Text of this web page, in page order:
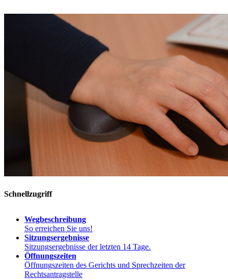
Schnellzugriff
Wegbeschreibung
So erreichen Sie uns!
Sitzungsergebnisse
Sitzungsergebnisse der letzten 14 Tage.
Öffnungszeiten
Öffnungszeiten des Gerichts und Sprechzeiten der
Rechtsantragstelle